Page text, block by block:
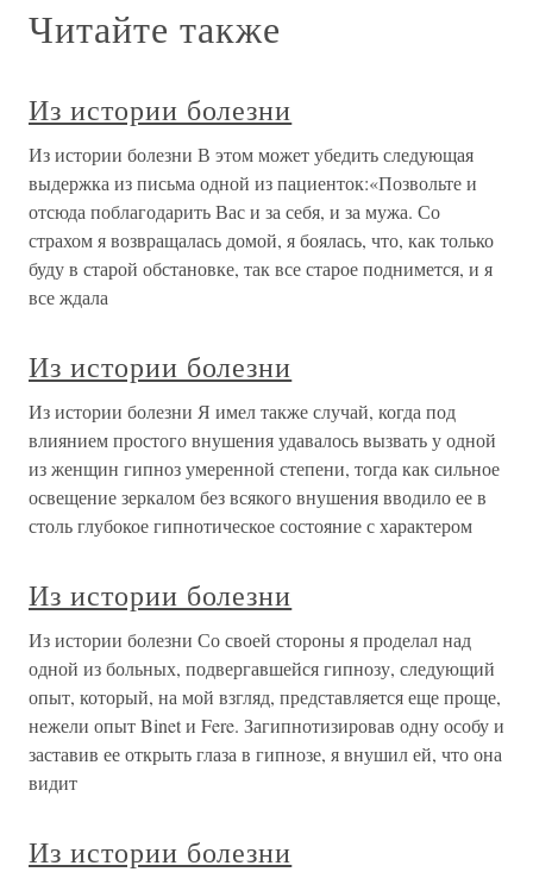
Читайте также
Из истории болезни
Из истории болезни В этом может убедить следующая
выдержка из письма одной из пациенток:«Позвольте и
отсюда поблагодарить Вас и за себя, и за мужа. Со
страхом я возвращалась домой, я боялась, что, как только
буду в старой обстановке, так все старое поднимется, и я
все ждала
Из истории болезни
Из истории болезни Я имел также случай, когда под
влиянием простого внушения удавалось вызвать у одной
из женщин гипноз умеренной степени, тогда как сильное
освещение зеркалом без всякого внушения вводило ее в
столь глубокое гипнотическое состояние с характером
Из истории болезни
Из истории болезни Со своей стороны я проделал над
одной из больных, подвергавшейся гипнозу, следующий
опыт, который, на мой взгляд, представляется еще проще,
нежели опыт Binet и Fere. Загипнотизировав одну особу и
заставив ее открыть глаза в гипнозе, я внушил ей, что она
видит
Из истории болезни